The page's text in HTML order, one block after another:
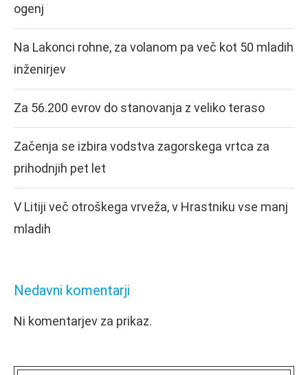
ogenj
Na Lakonci rohne, za volanom pa več kot 50 mladih
inženirjev
Za 56.200 evrov do stanovanja z veliko teraso
Začenja se izbira vodstva zagorskega vrtca za
prihodnjih pet let
V Litiji več otroškega vrveža, v Hrastniku vse manj
mladih
Nedavni komentarji
Ni komentarjev za prikaz.